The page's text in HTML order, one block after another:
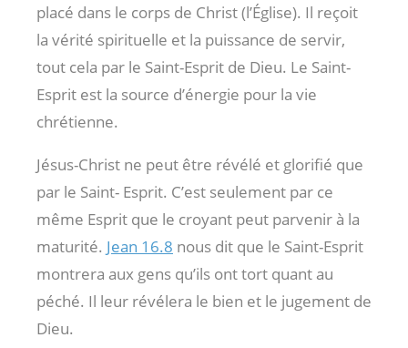
placé dans le corps de Christ (l’Église). Il reçoit
la vérité spirituelle et la puissance de servir,
tout cela par le Saint-Esprit de Dieu. Le Saint-
Esprit est la source d’énergie pour la vie
chrétienne.
Jésus-Christ ne peut être révélé et glorifié que
par le Saint- Esprit. C’est seulement par ce
même Esprit que le croyant peut parvenir à la
maturité. Jean 16.8 nous dit que le Saint-Esprit
montrera aux gens qu’ils ont tort quant au
péché. Il leur révélera le bien et le jugement de
Dieu.